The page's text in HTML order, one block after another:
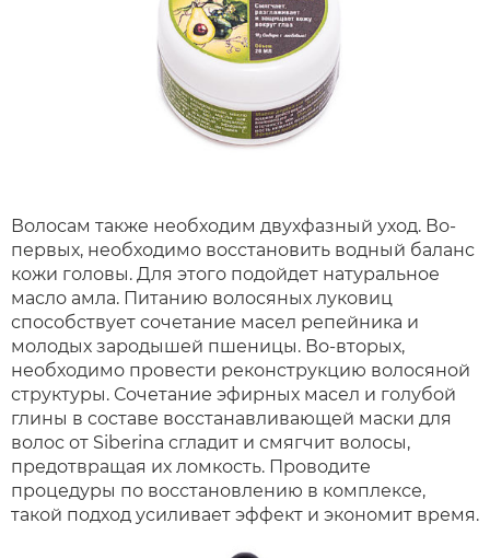
Волосам также необходим двухфазный уход. Во-
первых, необходимо восстановить водный баланс
кожи головы. Для этого подойдет натуральное
масло амла. Питанию волосяных луковиц
способствует сочетание масел репейника и
молодых зародышей пшеницы. Во-вторых,
необходимо провести реконструкцию волосяной
структуры. Сочетание эфирных масел и голубой
глины в составе восстанавливающей маски для
волос от Siberina сгладит и смягчит волосы,
предотвращая их ломкость. Проводите
процедуры по восстановлению в комплексе,
такой подход усиливает эффект и экономит время.